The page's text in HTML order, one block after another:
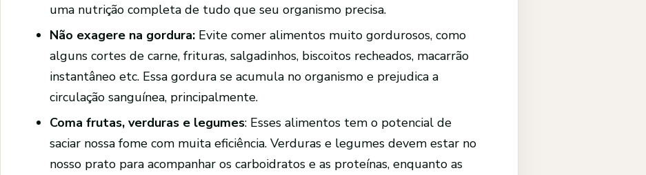
uma nutrição completa de tudo que seu organismo precisa.
Não exagere na gordura: Evite comer alimentos muito gordurosos, como
alguns cortes de carne, frituras, salgadinhos, biscoitos recheados, macarrão
instantâneo etc. Essa gordura se acumula no organismo e prejudica a
circulação sanguínea, principalmente.
Coma frutas, verduras e legumes: Esses alimentos tem o potencial de
saciar nossa fome com muita eficiência. Verduras e legumes devem estar no
nosso prato para acompanhar os carboidratos e as proteínas, enquanto as